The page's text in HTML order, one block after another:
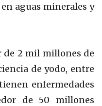
aguas minerales y
de 2 mil millones de
de yodo, entre
enfermedades
de 50 millones